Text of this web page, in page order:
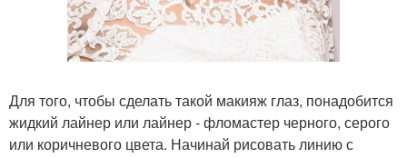
Для того, чтобы сделать такой макияж глаз, понадобится
жидкий лайнер или лайнер - фломастер черного, серого
или коричневого цвета. Начинай рисовать линию с